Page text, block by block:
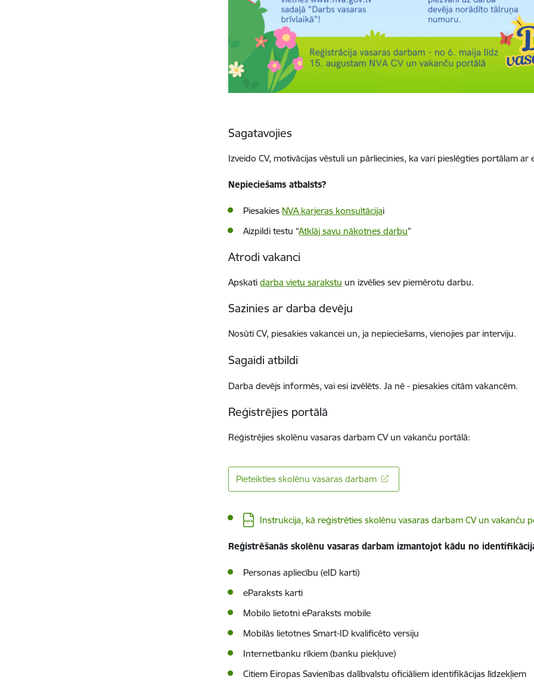
Sagatavojies
Izveido CV, motivācijas vēstuli un pārliecinies, ka vari pieslēgties portālam
Nepieciešams atbalsts?
Piesakies NVA karjeras konsultācijai
Aizpildi testu “Atklāj savu nākotnes darbu”
Atrodi vakanci
Apskatidarba vietu sarakstu un izvēlies sev piemērotu darbu.
Sazinies ar darba devēju
Nosūti CV, piesakies vakancei un, ja nepieciešams, vienojies par interviju.
Sagaidi atbildi
Darba devējs informēs, vai esi izvēlēts. Ja nē - piesakies citām vakancēm.
Reģistrējies portālā
Reģistrējies skolēnu vasaras darbam CV un vakanču portālā:
Pieteikties skolēnu vasaras darbam
Lejupielādēt:
Instrukcija, kā reģistrēties skolēnu vasaras darbam CV un vakanču
Reģistrēšanās skolēnu vasaras darbam izmantojot kādu no
Personas apliecību (eID karti)
eParaksts karti
Mobilo lietotni eParaksts mobile
Mobilās lietotnes Smart-ID kvalificēto versiju
Internetbanku rīkiem (banku piekļuve)
Citiem Eiropas Savienības dalībvalstu oficiāliem identifikācijas līdzekļiem